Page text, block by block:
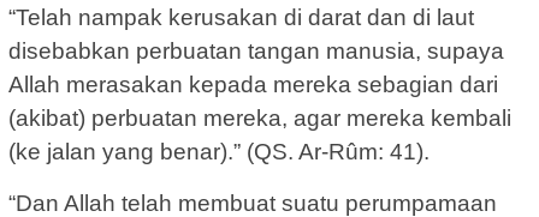
“Telah nampak kerusakan di darat dan di laut
disebabkan perbuatan tangan manusia, supaya
Allah merasakan kepada mereka sebagian dari
(akibat) perbuatan mereka, agar mereka kembali
(ke jalan yang benar).” (QS. Ar-Rûm: 41).
“Dan Allah telah membuat suatu perumpamaan